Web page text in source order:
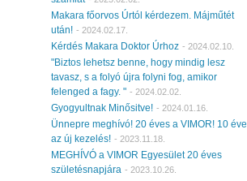
Makara főorvos Úrtól kérdezem. Májműtét
után! - 2024.02.17.
Kérdés Makara Doktor Úrhoz - 2024.02.10.
"Biztos lehetsz benne, hogy mindig lesz
tavasz, s a folyó újra folyni fog, amikor
felenged a fagy. " - 2024.02.02.
Gyogyultnak Minősitve! - 2024.01.16.
Ünnepre meghívó! 20 éves a VIMOR! 10 éve
az új kezelés! - 2023.11.18.
MEGHÍVÓ a VIMOR Egyesület 20 éves
születésnapjára - 2023.10.26.